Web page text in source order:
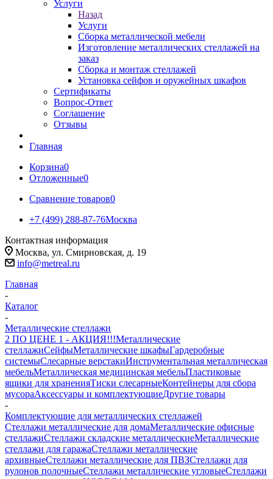
Услуги
Назад
Услуги
Сборка металлической мебели
Изготовление металлических стеллажей на
заказ
Сборка и монтаж стеллажей
Установка сейфов и оружейных шкафов
Сертификаты
Вопрос-Ответ
Соглашение
Отзывы
Главная
Корзина0
Отложенные0
Сравнение товаров0
+7 (499) 288-87-76Москва
Контактная информация
Москва, ул. Смирновская, д. 19
info@metreal.ru
Главная
-
Каталог
-
Металлические стеллажи
2 ПО ЦЕНЕ 1 - АКЦИЯ!!!Металлические
стеллажиСейфыМеталлические шкафыГардеробные
системыСлесарные верстакиИнструментальная металлическая
мебельМеталлическая медицинская мебельПластиковые
ящики для храненияТиски слесарныеКонтейнеры для сбора
мусораАксессуары и комплектующиеДругие товары
-
Комплектующие для металлических стеллажей
Стеллажи металлические для домаМеталлические офисные
стеллажиСтеллажи складские металлическиеМеталлические
стеллажи для гаражаСтеллажи металлические
архивныеСтеллажи металлические для ПВЗСтеллажи для
рулонов полочныеСтеллажи металлические угловыеСтеллажи